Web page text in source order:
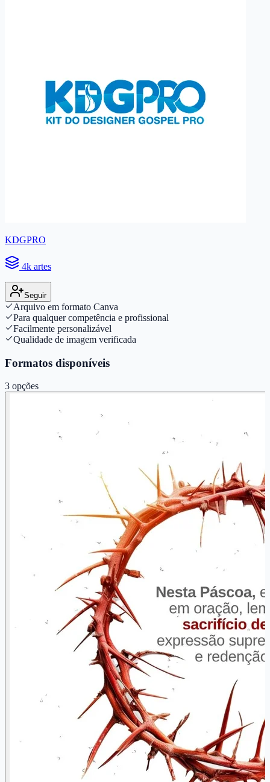
KDGPRO
4k artes
Seguir
Arquivo em formato Canva
Para qualquer competência e profissional
Facilmente personalizável
Qualidade de imagem verificada
Formatos disponíveis
3 opções